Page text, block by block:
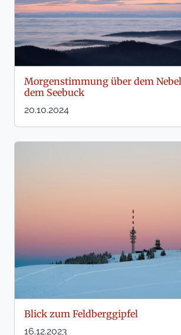
Morgenstimmung über dem
dem Seebuck
20.10.2024
Blick zum Feldberggipfel
16.12.2023